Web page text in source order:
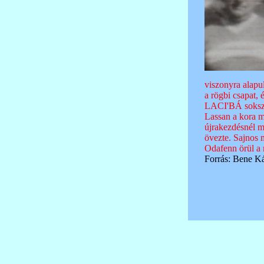
viszonyra
a rögbi csapat,
LACI'BÁ
Lassan a kora
újrakezdésnél
övezte. Sajnos
Odafenn örül a
Forrás: Bene